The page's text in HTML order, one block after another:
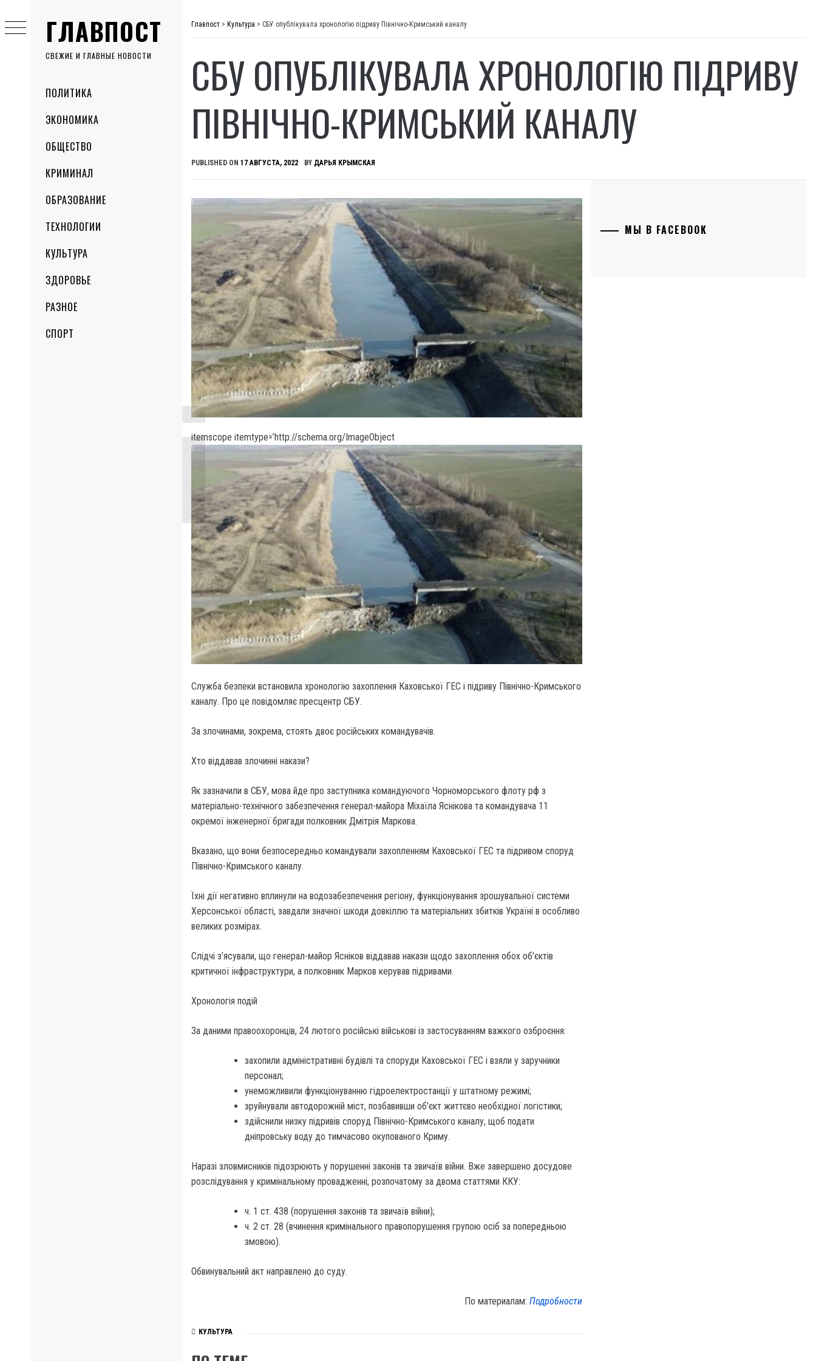
ГЛАВПОСТ
СВЕЖИЕ И ГЛАВНЫЕ НОВОСТИ
MenuПОЛИТИКА
ЭКОНОМИКА
ОБЩЕСТВО
КРИМИНАЛ
ОБРАЗОВАНИЕ
ТЕХНОЛОГИИ
КУЛЬТУРА
ЗДОРОВЬЕ
РАЗНОЕ
СПОРТ
to
content
Главпост > Культура > СБУ опублікувала хронологію підриву Північно-Кримський каналу
СБУ ОПУБЛІКУВАЛА ХРОНОЛОГІЮ ПІДРИВУ
ПІВНІЧНО-КРИМСЬКИЙ КАНАЛУ
PUBLISHED ON 17 АВГУСТА, 2022 BY ДАРЬЯ КРЫМСКАЯ
itemscope itemtype=’http://schema.org/ImageObject
Служба безпеки встановила хронологію захоплення Каховської ГЕС і підриву Північно-Кримського
каналу. Про це повідомляє пресцентр СБУ.
За злочинами, зокрема, стоять двоє російських командувачів.
Хто віддавав злочинні накази?
Як зазначили в СБУ, мова йде про заступника командуючого Чорноморського флоту рф з
матеріально-технічного забезпечення генерал-майора Міхаїла Яснікова та командувача 11
окремої інженерної бригади полковник Дмітрія Маркова.
Вказано, що вони безпосередньо командували захопленням Каховської ГЕС та підривом споруд
Північно-Кримського каналу.
Їхні дії негативно вплинули на водозабезпечення регіону, функціонування зрошувальної системи
Херсонської області, завдали значної шкоди довкіллю та матеріальних збитків Україні в особливо
великих розмірах.
Слідчі з’ясували, що генерал-майор Ясніков віддавав накази щодо захоплення обох об’єктів
критичної інфраструктури, а полковник Марков керував підривами.
Хронологія подій
За даними правоохоронців, 24 лютого російські військові із застосуванням важкого озброєння:
захопили адміністративні будівлі та споруди Каховської ГЕС і взяли у заручники
персонал;
унеможливили функціонуванню гідроелектростанції у штатному режимі;
зруйнували автодорожній міст, позбавивши об’єкт життєво необхідної логістики;
здійснили низку підривів споруд Північно-Кримського каналу, щоб подати
дніпровську воду до тимчасово окупованого Криму.
Наразі зловмисників підозрюють у порушенні законів та звичаїв війни. Вже завершено досудове
розслідування у кримінальному провадженні, розпочатому за двома статтями ККУ:
ч. 1 ст. 438 (порушення законів та звичаїв війни);
ч. 2 ст. 28 (вчинення кримінального правопорушення групою осіб за попередньою
змовою).
Обвинувальний акт направлено до суду.
По материалам:Подробности
КУЛЬТУРА
МЫ В FACEBOOK